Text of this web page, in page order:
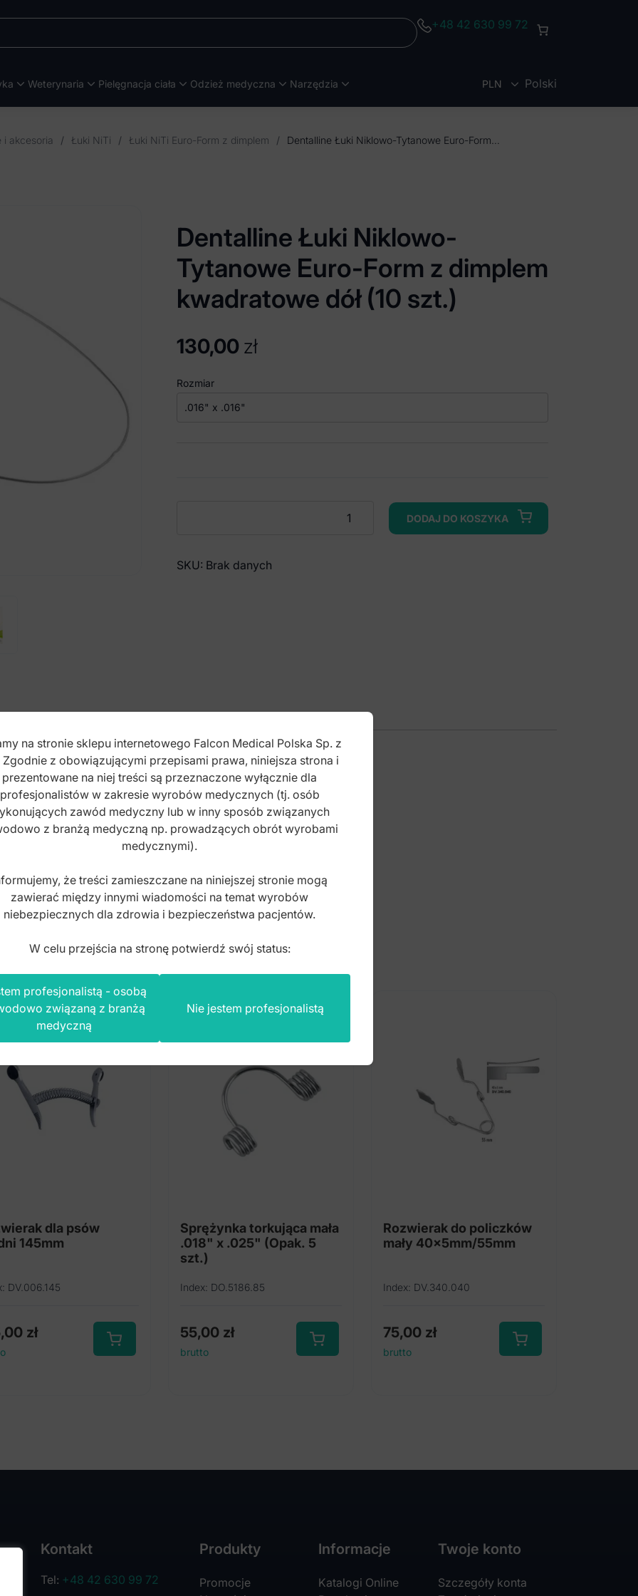
+48 42 630 99 72
Weterynaria Pielęgnacja ciała Odzież medyczna Narzędzia PLN Polski
akcesoria / Łuki NiTi / Łuki NiTi Euro-Form z dimplem /
Dentalline Łuki Niklowo-
Tytanowe Euro-Form z dimplem
kwadratowe dół (10 szt.)
130,00 zł
Rozmiar
Niklowo-
szt.)
DODAJ DO KOSZYKA
SKU: Brak danych
x .020"
kupili również
dla psów
145mm
DV.006.145
zł
Sprężynka torkująca mała
.018" x .025" (Opak. 5
szt.)
Index: DO.5186.85
55,00 zł
brutto
Rozwierak do policzków
mały 40x5mm/55mm
Index: DV.340.040
75,00 zł
brutto
Kontakt
Tel: +48 42 630 99 72
Produkty
Promocje
Informacje
Katalogi Online
Twoje konto
Szczegóły konta
na stronie sklepu internetowego Falcon Medical Polska Sp. z
Zgodnie z obowiązującymi przepisami prawa, niniejsza strona i
prezentowane na niej treści są przeznaczone wyłącznie dla
profesjonalistów w zakresie wyrobów medycznych (tj. osób
zawód medyczny lub w inny sposób związanych
z branżą medyczną np. prowadzących obrót wyrobami
medycznymi).
że treści zamieszczane na niniejszej stronie mogą
zawierać między innymi wiadomości na temat wyrobów
niebezpiecznych dla zdrowia i bezpieczeństwa pacjentów.
W celu przejścia na stronę potwierdź swój status:
profesjonalistą - osobą
związaną z branżą
medyczną
Nie jestem profesjonalistą